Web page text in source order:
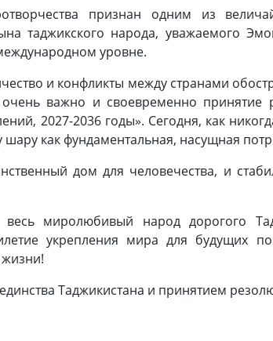
признан одним из
таджикского народа, уважаемого
уровне.
и конфликты между странами
важно и своевременно принятие
2027-2036 годы». Сегодня, как
как фундаментальная, насущная
дом для человечества, и
весь миролюбивый народ дорогого
укрепления мира для будущих
Таджикистана и принятием